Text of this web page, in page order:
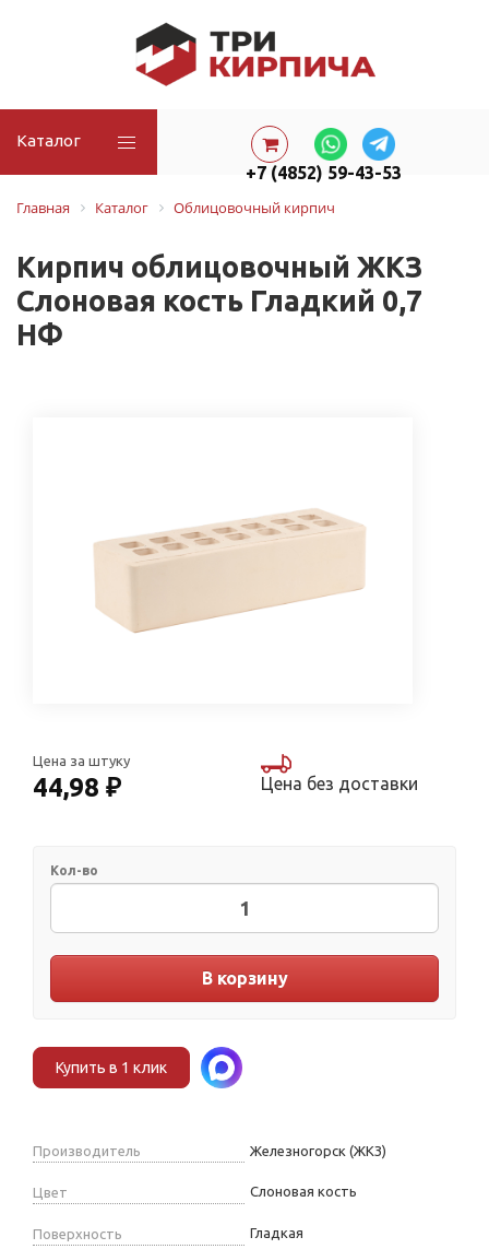
Каталог
+7 (4852) 59-43-53
Главная
Каталог Облицовочный кирпич
Кирпич облицовочный ЖКЗ
Слоновая кость Гладкий 0,7
НФ
Цена за штуку
44,98 ₽ Цена без доставки
Кол-во
В корзину
Купить в 1 клик
Производитель Железногорск (ЖКЗ)
Цвет Слоновая кость
Поверхность Гладкая